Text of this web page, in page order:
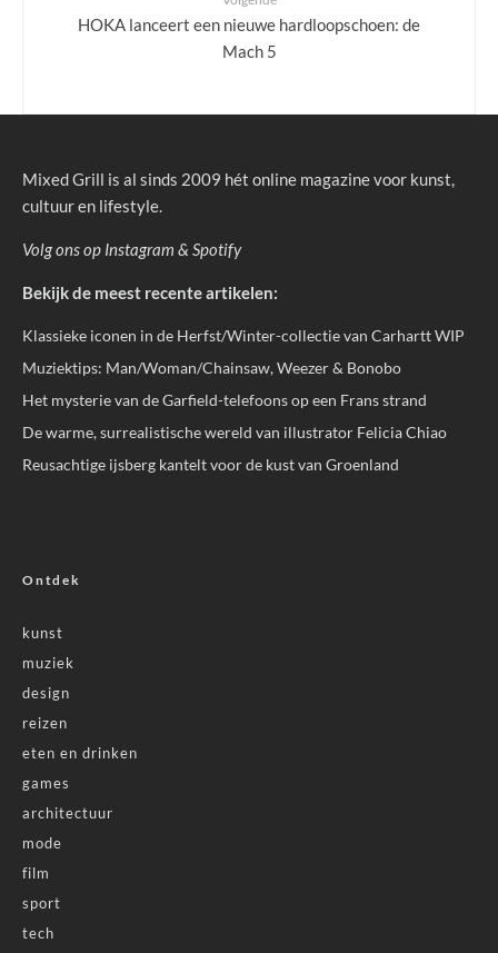
HOKA lanceert een nieuwe hardloopschoen: de
Mach 5
Mixed Grill is al sinds 2009 hét online magazine voor kunst,
cultuur en lifestyle.
Volg ons op Instagram & Spotify
Bekijk de meest recente artikelen:
Klassieke iconen in de Herfst/Winter-collectie van Carhartt WIP
Muziektips: Man/Woman/Chainsaw, Weezer & Bonobo
Het mysterie van de Garfield-telefoons op een Frans strand
De warme, surrealistische wereld van illustrator Felicia Chiao
Reusachtige ijsberg kantelt voor de kust van Groenland
Ontdek
kunst
muziek
design
reizen
eten en drinken
games
architectuur
mode
film
sport
tech